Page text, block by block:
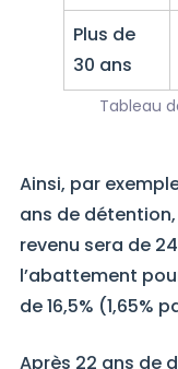
Plus de
30 ans
Tableau
Ainsi, par
ans de
revenu sera de
l’abattement
de 16,5% (1,65%
Après 22 ans de